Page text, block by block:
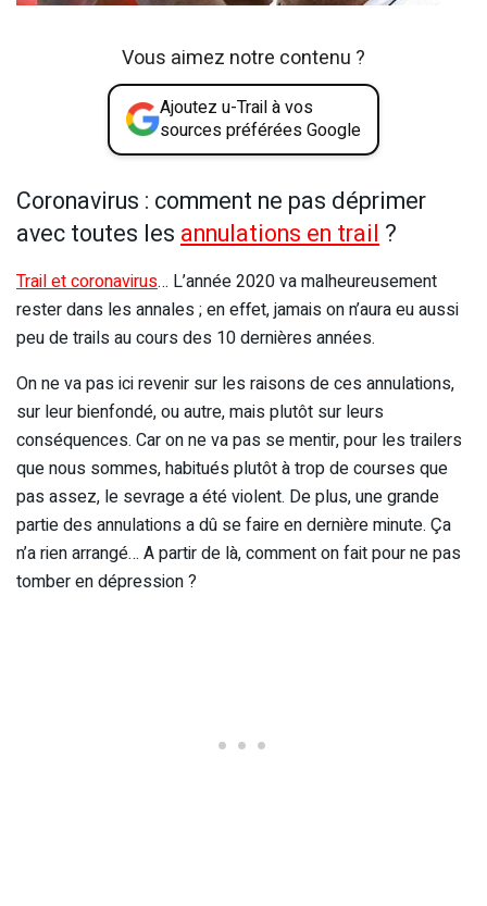
Vous aimez notre contenu ?
Ajoutez u-Trail à vos
sources préférées Google
Coronavirus : comment ne pas déprimer
avec toutes les annulations en trail ?
Trail et coronavirus… L’année 2020 va malheureusement
rester dans les annales ; en effet, jamais on n’aura eu aussi
peu de trails au cours des 10 dernières années.
On ne va pas ici revenir sur les raisons de ces annulations,
sur leur bienfondé, ou autre, mais plutôt sur leurs
conséquences. Car on ne va pas se mentir, pour les trailers
que nous sommes, habitués plutôt à trop de courses que
pas assez, le sevrage a été violent. De plus, une grande
partie des annulations a dû se faire en dernière minute. Ça
n’a rien arrangé… A partir de là, comment on fait pour ne pas
tomber en dépression ?